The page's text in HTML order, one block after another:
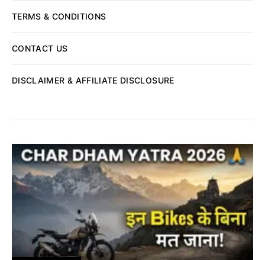
TERMS & CONDITIONS
CONTACT US
DISCLAIMER & AFFILIATE DISCLOSURE